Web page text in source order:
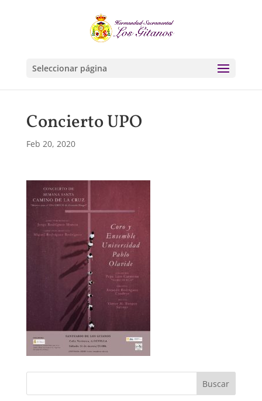
Seleccionar página
Concierto UPO
Feb 20, 2020